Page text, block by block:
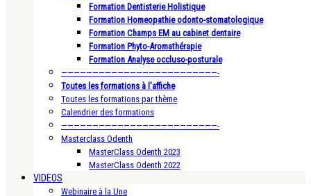
Formation Dentisterie Holistique
Formation Homeopathie odonto-stomatologique
Formation Champs EM au cabinet dentaire
Formation Phyto-Aromathérapie
Formation Analyse occluso-posturale
—————————————————————————-
Toutes les formations à l’affiche
Toutes les formations par thème
Calendrier des formations
—————————————————————————-
Masterclass Odenth
MasterClass Odenth 2023
MasterClass Odenth 2022
VIDEOS
Webinaire à la Une